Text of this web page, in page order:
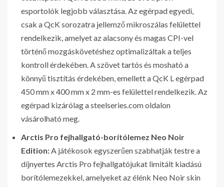
esportolók legjobb választása. Az egérpad egyedi,
csak a QcK sorozatra jellemző mikroszálas felülettel
rendelkezik, amelyet az alacsony és magas CPI-vel
történő mozgáskövetéshez optimalizáltak a teljes
kontroll érdekében. A szövet tartós és mosható a
könnyű tisztítás érdekében, emellett a QcK L egérpad
450 mm x 400 mm x 2 mm-es felülettel rendelkezik. Az
egérpad kizárólag a steelseries.com oldalon
vásárolható meg.
Arctis Pro fejhallgató-borítólemez Neo Noir
Edition:A játékosok egyszerűen szabhatják testre a
díjnyertes Arctis Pro fejhallgatójukat limitált kiadású
borítólemezekkel, amelyeket az élénk Neo Noir skin